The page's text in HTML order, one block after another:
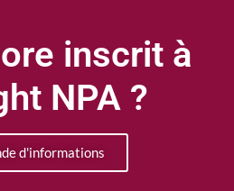
inscrit à
NPA ?
d'informations